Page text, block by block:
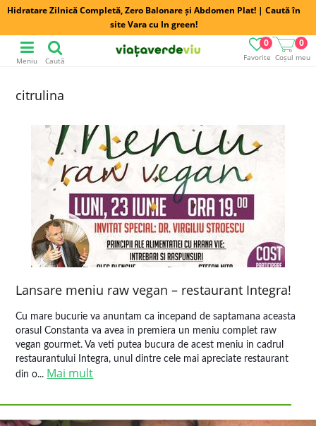
Hidratare Zilnică Completă, Zero Balonare și Abdomen Plat! | Caută în
site Vara cu In green!
Favorite
0
Coșul meu
0
Meniu Caută
citrulina
Lansare meniu raw vegan – restaurant Integra!
Cu mare bucurie va anuntam ca incepand de saptamana aceasta
orasul Constanta va avea in premiera un meniu complet raw
vegan gourmet. Va veti putea bucura de acest meniu in cadrul
restaurantului Integra, unul dintre cele mai apreciate restaurant
din o... Mai mult